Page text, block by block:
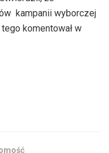
kampanii wyborczej
komentował w